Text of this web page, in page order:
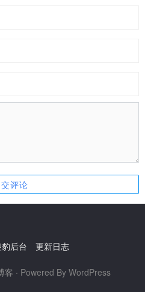
后台 更新日志
客 · Powered By WordPress